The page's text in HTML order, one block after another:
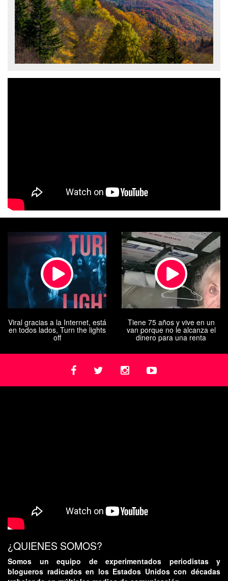
Viral gracias a la Internet, está
en todos lados, Turn the lights
off
Tiene 75 años y vive en un
van porque no le alcanza el
dinero para una renta
¿QUIENES SOMOS?
Somos un equipo de experimentados periodistas y
blogueros radicados en los Estados Unidos con décadas